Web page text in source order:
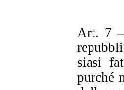
Art. 7
siasi
purché